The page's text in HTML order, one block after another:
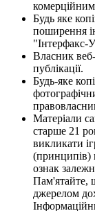
Будь яке
поширення
"Інтерфакс-
Власник
публікації.
Будь-яке
Матеріали
старше 21
викликати
(принципів)
ознак
Пам'ятайте,
джерелом